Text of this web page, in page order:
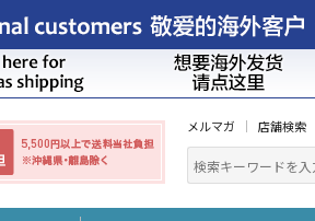
メルマガ 店舗検索